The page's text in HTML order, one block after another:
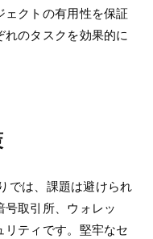
ェクトの有用性を保証
れのタスクを効果的に
では、課題は避けられ
号取引所、ウォレッ
リティです。堅牢なセ